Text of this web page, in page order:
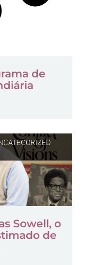
de
Sowell, o
de